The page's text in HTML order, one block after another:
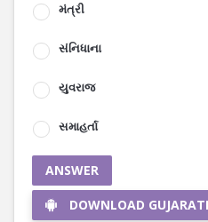
મંત્રી
સંનિધાના
યુવરાજ
સમાહર્તા
ANSWER
DOWNLOAD